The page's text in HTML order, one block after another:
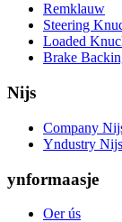
Remklauw
Steering
Loaded
Brake
Nijs
Company
Yndustry Nijs
ynformaasje
Oer ús